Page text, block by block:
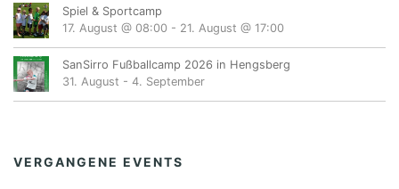
Spiel & Sportcamp
17. August @ 08:00 - 21. August @ 17:00
SanSirro Fußballcamp 2026 in Hengsberg
31. August - 4. September
VERGANGENE EVENTS